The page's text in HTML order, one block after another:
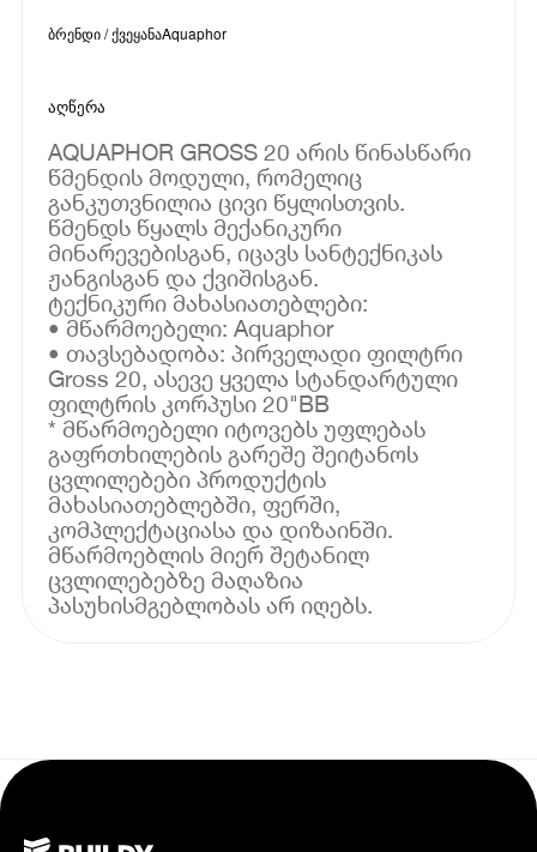
ბრენდი / ქვეყანაAquaphor
აღწერა
AQUAPHOR GROSS 20 არის წინასწარი
წმენდის მოდული, რომელიც
განკუთვნილია ცივი წყლისთვის.
წმენდს წყალს მექანიკური
მინარევებისგან, იცავს სანტექნიკას
ჟანგისგან და ქვიშისგან.
ტექნიკური მახასიათებლები:
• მწარმოებელი: Aquaphor
• თავსებადობა: პირველადი ფილტრი
Gross 20, ასევე ყველა სტანდარტული
ფილტრის კორპუსი 20"BB
* მწარმოებელი იტოვებს უფლებას
გაფრთხილების გარეშე შეიტანოს
ცვლილებები პროდუქტის
მახასიათებლებში, ფერში,
კომპლექტაციასა და დიზაინში.
მწარმოებლის მიერ შეტანილ
ცვლილებებზე მაღაზია
პასუხისმგებლობას არ იღებს.